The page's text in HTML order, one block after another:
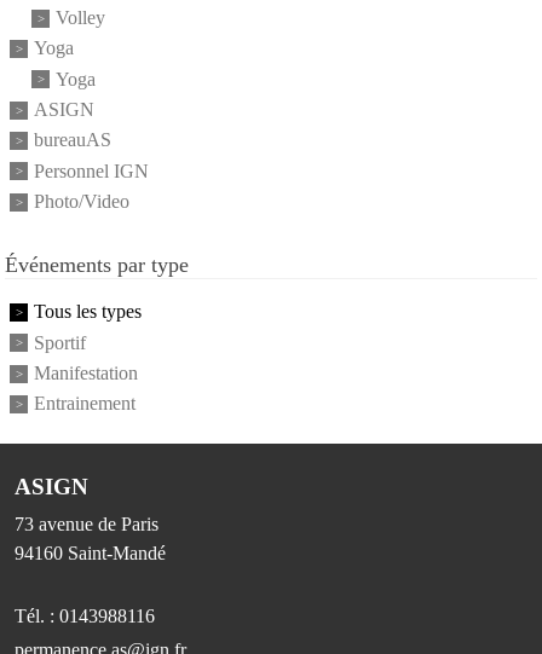
Volley
Yoga
Yoga
ASIGN
bureauAS
Personnel IGN
Photo/Video
Événements par type
Tous les types
Sportif
Manifestation
Entrainement
ASIGN
73 avenue de Paris
94160 Saint-Mandé
Tél. : 0143988116
permanence.as@ign.fr